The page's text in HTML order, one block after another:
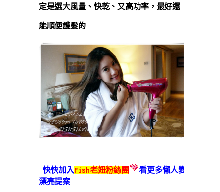
定是選大風量、快乾、又高功率，最好還
能順便護髮的
快快加入Fish老妞粉絲團
看更多懶人變
漂亮提案